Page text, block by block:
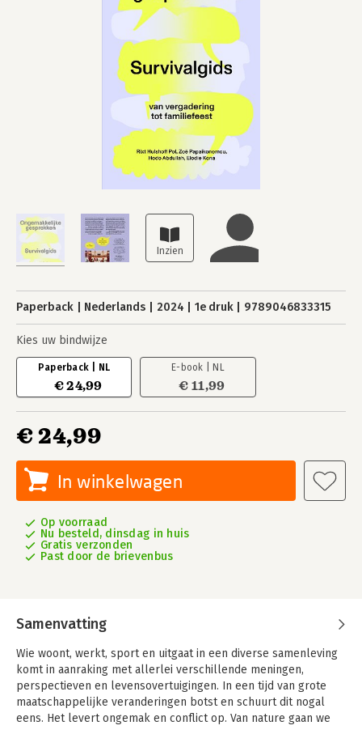
Paperback Nederlands 2024 1e druk 9789046833315
Kies uw bindwijze
Paperback | NL
€ 24,99
E-book | NL
€ 11,99
€ 24,99
In winkelwagen
Op voorraad
Nu besteld, dinsdag in huis
Gratis verzonden
Past door de brievenbus
Samenvatting
Wie woont, werkt, sport en uitgaat in een diverse samenleving
komt in aanraking met allerlei verschillende meningen,
perspectieven en levensovertuigingen. In een tijd van grote
maatschappelijke veranderingen botst en schuurt dit nogal
eens. Het levert ongemak en conflict op. Van nature gaan we